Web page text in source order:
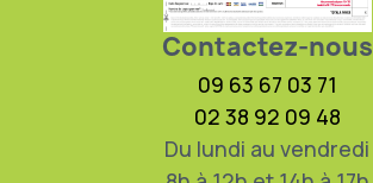
Contactez-nous
09 63 67 03 71
02 38 92 09 48
Du lundi au vendredi